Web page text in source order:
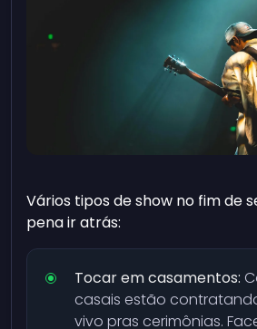
Vários tipos de show no fim de
pena ir atrás:
Tocar em casamentos:
casais estão
vivo pras cerimônias.